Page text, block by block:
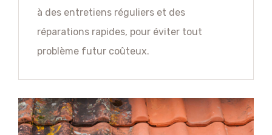
à des entretiens réguliers et des
réparations rapides, pour éviter tout
problème futur coûteux.